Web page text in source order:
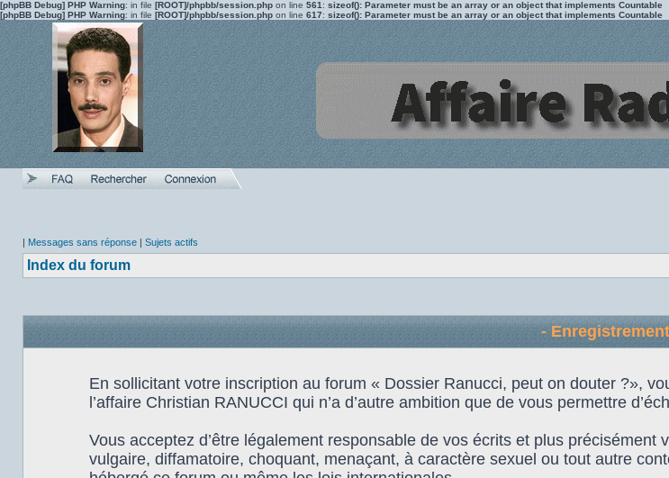
[phpBB Debug] PHP Warning: in file [ROOT]/phpbb/session.php on line 561 : sizeof(): Parameter must be an array or an object that implements Countable
[phpBB Debug] PHP Warning: in file [ROOT]/phpbb/session.php on line 617: sizeof(): Parameter must be an array or an object that implements Countable
| Messages sans réponse | Sujets actifs
Index du forum
- Enregistrement
En sollicitant votre inscription au forum « Dossier Ranucci, peut on douter ?»,
l’affaire Christian RANUCCI qui n’a d’autre ambition que de vous permettre
Vous acceptez d’être légalement responsable de vos écrits et plus
vulgaire, diffamatoire, choquant, menaçant, à caractère sexuel ou tout autre